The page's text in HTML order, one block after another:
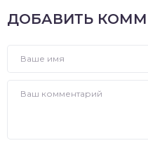
ДОБАВИТЬ